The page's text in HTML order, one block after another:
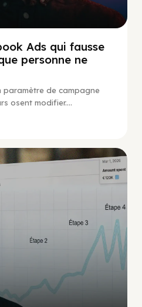
Ads qui fausse
personne ne
paramètre de campagne
osent modifier....